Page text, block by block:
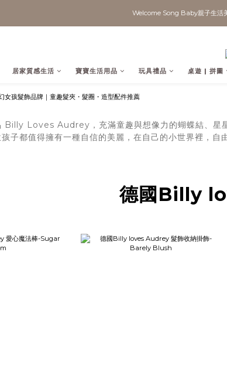
Welcome Song Baby親子生活
居家質感生活 寶寶生活用品 玩具禮品 桌遊 | 拼圖
Billy Loves Audrey，充滿童趣與想像力的蝴蝶結、星
子都值得擁有一種自信的美麗，在自己的小世界裡，自
德國Billy